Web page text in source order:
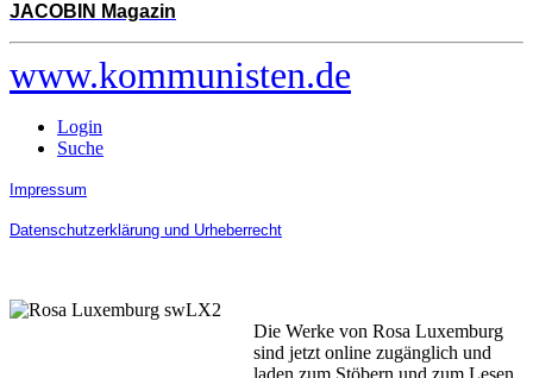
JACOBIN Magazin
www.kommunisten.de
Login
Suche
Impressum
Datenschutzerklärung und Urheberrecht
Die Werke von Rosa Luxemburg
sind jetzt online zugänglich und